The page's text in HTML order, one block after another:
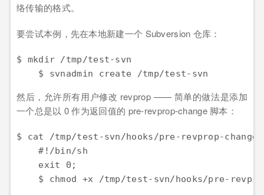
络传输的格式。
要尝试本例，先在本地新建一个 Subversion 仓库：
$ mkdir /tmp/test-svn
    $ svnadmin create /tmp/test-svn
然后，允许所有用户修改 revprop —— 简单的做法是添加
一个总是以 0 作为返回值的 pre-revprop-change 脚本：
$ cat /tmp/test-svn/hooks/pre-revprop-change
    #!/bin/sh
    exit 0;
$ chmod +x /tmp/test-svn/hooks/pre-